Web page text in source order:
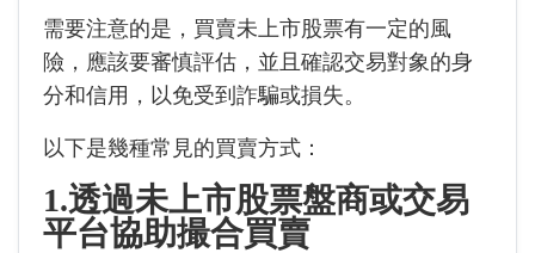
需要注意的是，買賣未上市股票有一定的風
險，應該要審慎評估，並且確認交易對象的身
分和信用，以免受到詐騙或損失。
以下是幾種常見的買賣方式：
1.透過未上市股票盤商或交易
平台協助撮合買賣